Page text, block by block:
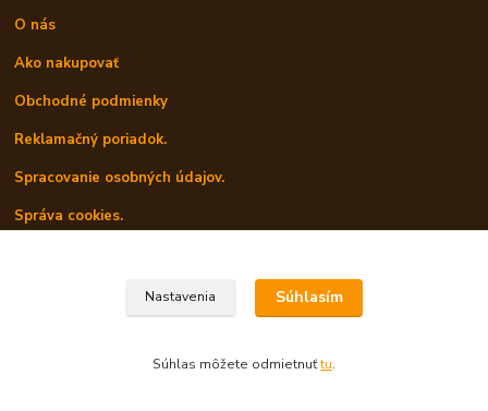
O nás
Ako nakupovať
Obchodné podmienky
Reklamačný poriadok.
Spracovanie osobných údajov.
Správa cookies.
Nastavenia Súhlasím
Súhlas môžete odmietnuťtu.